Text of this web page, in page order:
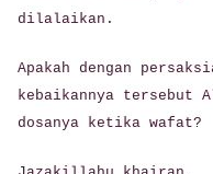
dilalaikan.
Apakah dengan
kebaikannya tersebut
dosanya ketika wafat?